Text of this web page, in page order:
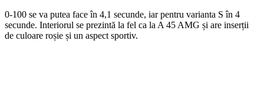
0-100 se va putea face în 4,1 secunde, iar pentru varianta S în 4
secunde. Interiorul se prezintă la fel ca la A 45 AMG și are inserții
de culoare roșie și un aspect sportiv.